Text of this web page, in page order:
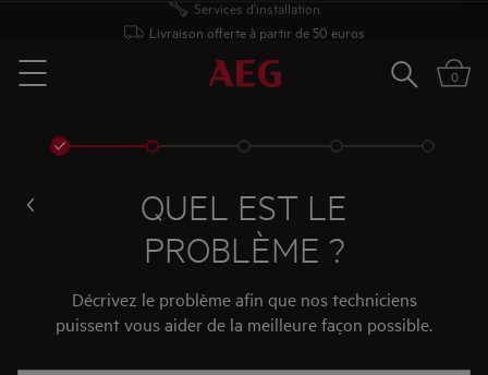
Livraison offerte à partir de 50 euros
Menu
Rechercher
0
QUEL EST LE
PROBLÈME ?
Décrivez le problème afin que nos techniciens
puissent vous aider de la meilleure façon possible.